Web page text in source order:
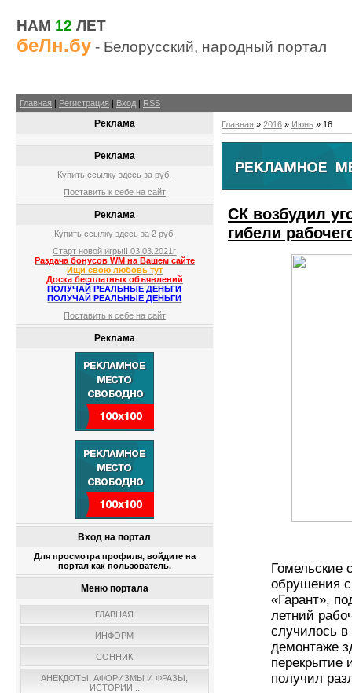
НАМ 12 ЛЕТ
беЛн.бу - Белорусский, народный портал
Главная | Регистрация | Вход | RSS
Реклама
Реклама
Купить ссылку здесь заруб.
Поставить к себе на сайт
Реклама
Купить ссылку здесь за 2 руб.
Старт новой игры!! 03.03.2021г
Раздача бонусов WM на Вашем сайте
Ищи свою любовь тут
Доска бесплатных объявлений
ПОЛУЧАЙ РЕАЛЬНЫЕ ДЕНЬГИ
ПОЛУЧАЙ РЕАЛЬНЫЕ ДЕНЬГИ
Поставить к себе на сайт
Реклама
Вход на портал
Для просмотра профиля, войдите на
портал как пользователь.
Меню портала
ГЛАВНАЯ
ИНФОРМ
СОННИК
АНЕКДОТЫ, АФОРИЗМЫ И ФРАЗЫ,
ИСТОРИИ...
Главная » 2016 » Июнь » 16
СК возбудил
гибели
Гомельские
обрушения
«Гарант»,
летний
случилось в
демонтаже
перекрытие
получил